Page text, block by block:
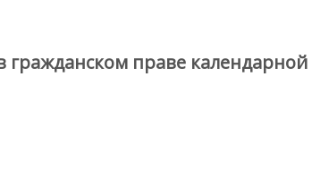
гражданском праве